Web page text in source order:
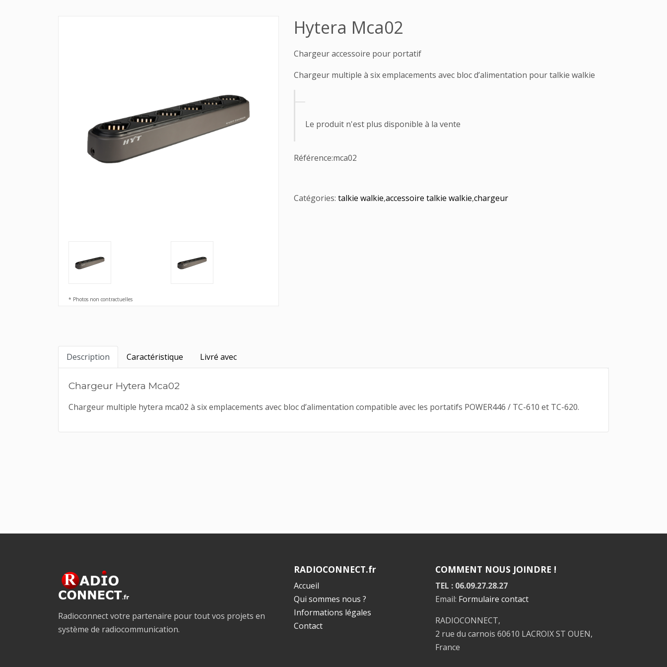
* Photos non contractuelles
Hytera Mca02
Chargeur accessoire pour portatif
Chargeur multiple à six emplacements avec bloc d’alimentation pour talkie walkie
Le produit n'est plus disponible à la vente
Référence:mca02
Catégories: talkie walkie,accessoire talkie walkie,chargeur
Description Caractéristique Livré avec
Chargeur Hytera Mca02
Chargeur multiple hytera mca02 à six emplacements avec bloc d’alimentation compatible avec les portatifs POWER446 / TC-610 et TC-620.
Radioconnect votre partenaire pour tout vos projets en
système de radiocommunication.
RADIOCONNECT.fr
Accueil
Qui sommes nous ?
Informations légales
Contact
COMMENT NOUS JOINDRE !
TEL : 06.09.27.28.27
Email: Formulaire contact
RADIOCONNECT,
2 rue du carnois 60610 LACROIX ST OUEN,
France